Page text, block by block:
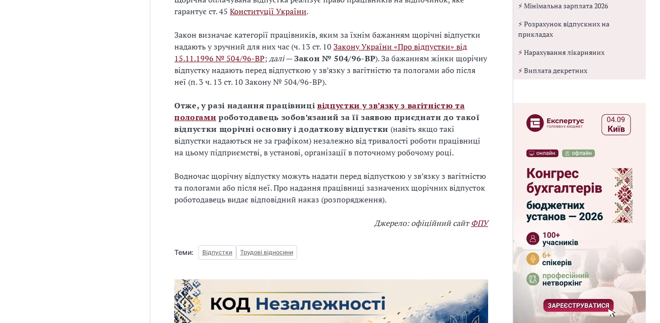
гарантує ст. 45 Конституції України.
Закон визначає категорії працівників, яким за їхнім бажанням щорічні відпустки
надають у зручний для них час (ч. 13 ст. 10 Закону України «Про відпустки» від
15.11.1996 № 504/96-ВР;далі—Закон № 504/96-ВР). За бажанням жінки щорічну
відпустку надають перед відпусткою у зв’язку з вагітністю та пологами або після
неї (п. 3 ч. 13 ст. 10 Закону № 504/96-ВР).
Отже, у разі надання працівницівідпустки у зв’язку з вагітністю та
пологами роботодавець зобов’язаний за її заявою приєднати до такої
відпустки щорічні основну і додаткову відпустки (навіть якщо такі
відпустки надаються не за графіком) незалежно від тривалості роботи працівниці
на цьому підприємстві, в установі, організації в поточному робочому році.
Водночас щорічну відпустку можуть надати перед відпусткою у зв’язку з вагітністю
та пологами або після неї. Про надання працівниці зазначених щорічних відпусток
роботодавець видає відповідний наказ (розпорядження).
Джерело: офіційний сайтФПУ
Теми: Відпустки Трудові відносини
⚡ Мінімальна зарплата 2026
⚡ Розрахунок відпускних на
прикладах
⚡ Нарахування лікарняних
⚡ Виплата декретних